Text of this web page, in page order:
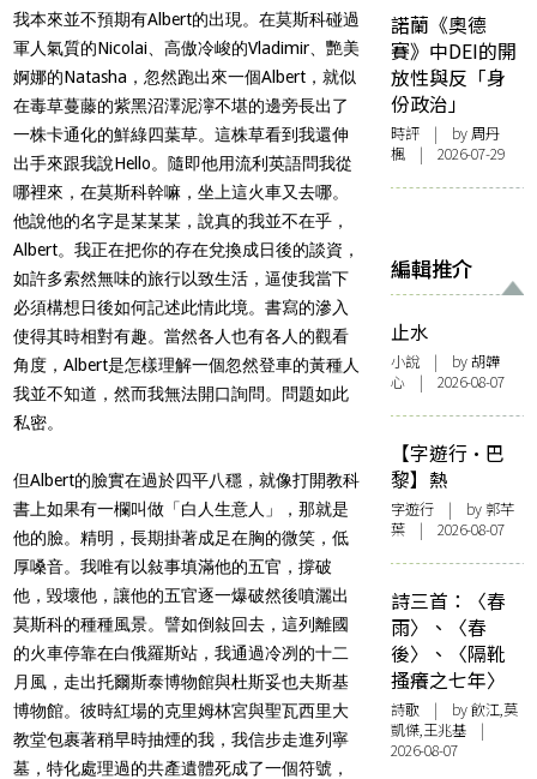
我本來並不預期有Albert的出現。在莫斯科碰過
軍人氣質的Nicolai、高傲冷峻的Vladimir、艷美
婀娜的Natasha，忽然跑出來一個Albert，就似
在毒草蔓藤的紫黑沼澤泥濘不堪的邊旁長出了
一株卡通化的鮮綠四葉草。這株草看到我還伸
出手來跟我說Hello。隨即他用流利英語問我從
哪裡來，在莫斯科幹嘛，坐上這火車又去哪。
他說他的名字是某某某，說真的我並不在乎，
Albert。我正在把你的存在兌換成日後的談資，
如許多索然無味的旅行以致生活，逼使我當下
必須構想日後如何記述此情此境。書寫的滲入
使得其時相對有趣。當然各人也有各人的觀看
角度，Albert是怎樣理解一個忽然登車的黃種人
我並不知道，然而我無法開口詢問。問題如此
私密。
但Albert的臉實在過於四平八穩，就像打開教科
書上如果有一欄叫做「白人生意人」，那就是
他的臉。精明，長期掛著成足在胸的微笑，低
厚嗓音。我唯有以敍事填滿他的五官，撐破
他，毀壞他，讓他的五官逐一爆破然後噴灑出
莫斯科的種種風景。譬如倒敍回去，這列離國
的火車停靠在白俄羅斯站，我通過冷冽的十二
月風，走出托爾斯泰博物館與杜斯妥也夫斯基
博物館。彼時紅場的克里姆林宮與聖瓦西里大
教堂包裹著稍早時抽煙的我，我信步走進列寧
墓，特化處理過的共產遺體死成了一個符號，
諾蘭《奧德
賽》中DEI的開
放性與反「身
份政治」
時評 | by周丹
楓 | 2026-07-29
編輯推介
止水
小說 | by 胡韡
心 | 2026-08-07
【字遊行·巴
黎】熱
字遊行 | by 郭芊
葉 | 2026-08-07
詩三首：〈春
雨〉、〈春
後〉、〈隔靴
搔癢之七年〉
詩歌 | by 飲江,莫
凱傑,王兆基 |
2026-08-07